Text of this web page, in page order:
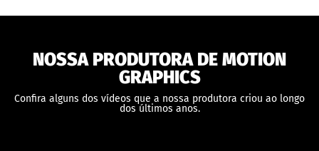
NOSSA PRODUTORA DE MOTION
GRAPHICS
Confira alguns dos vídeos que a nossa produtora criou ao longo
dos últimos anos.